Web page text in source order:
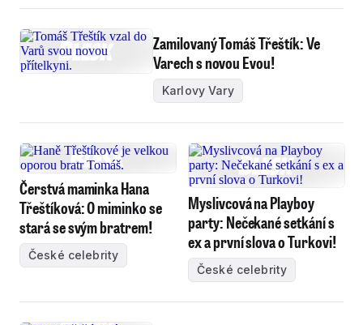
Zamilovaný Tomáš Třeštík: Ve
Varech s novou Evou!
Karlovy Vary
Čerstvá maminka Hana
Třeštíková: O miminko se
stará se svým bratrem!
České celebrity
Myslivcová na Playboy
party: Nečekané setkání s
ex a první slova o Turkovi!
České celebrity